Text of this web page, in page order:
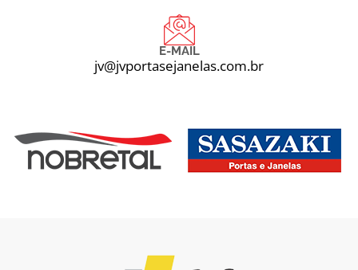
E-MAIL
jv@jvportasejanelas.com.br